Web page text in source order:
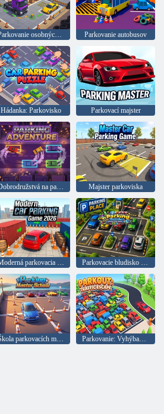
Parkovanie osobných a nákladných áut Parkovanie autobusov
Hádanka: Parkovisko Parkovací majster
Dobrodružstvá na parkovisku Majster parkoviska
Moderná parkovacia hra 2026 Parkovacie bludisko Escape pre deti
Škola parkovacích majstrov